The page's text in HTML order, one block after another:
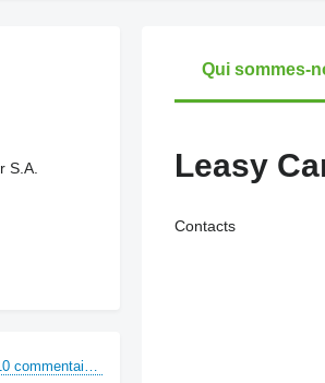
Qui sommes-
Leasy
Contacts